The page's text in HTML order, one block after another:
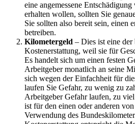
eine angemessene
erhalten wollen, sollten Sie
Sie sollten also bereit sein, einen
betreiben.
Kilometergeld – Dies ist eine der
Kostenerstattung, weil sie für
Es handelt sich um einen festen
Arbeitgeber monatlich an seine
sich wegen der Einfachheit für
laufen Sie Gefahr, zu wenig zu
Arbeitgeber Gefahr laufen, zu
ist für den einen oder anderen
Verwendung des